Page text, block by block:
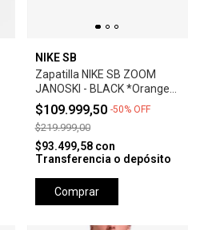
NIKE SB
Zapatilla NIKE SB ZOOM
JANOSKI - BLACK *Orange
Label*
$109.999,50 -50% OFF
$219.999,00
$93.499,58 con
Transferencia o depósito
Comprar